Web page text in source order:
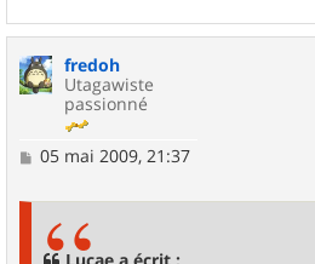
fredoh
Utagawiste
passionné
M
05 mai 2009, 21:37